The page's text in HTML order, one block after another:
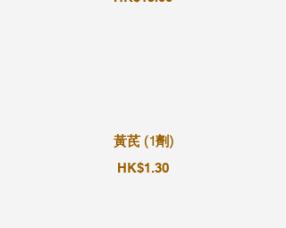
黃芪 (1劑)
HK$1.30